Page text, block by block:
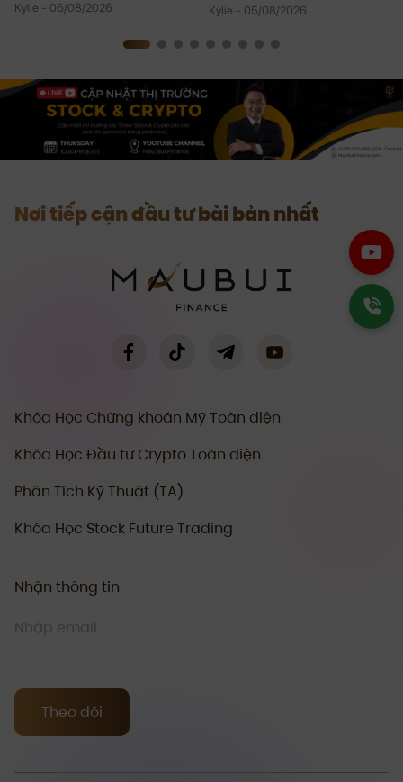
Kylie - 06/08/2026 Kylie - 05/08/2026
Nơi tiếp cận đầu tư bài bản nhất
Khóa Học Chứng khoán Mỹ Toàn diện
Khóa Học Đầu tư Crypto Toàn diện
Phân Tích Kỹ Thuật (TA)
Khóa Học Stock Future Trading
Nhận thông tin
Theo dõi